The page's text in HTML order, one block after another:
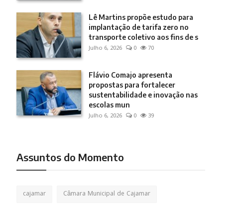
Lê Martins propõe estudo para
implantação de tarifa zero no
transporte coletivo aos fins de s
Julho 6, 2026 0 70
Flávio Comajo apresenta
propostas para fortalecer
sustentabilidade e inovação nas
escolas mun
Julho 6, 2026 0 39
Assuntos do Momento
cajamar
Câmara Municipal de Cajamar